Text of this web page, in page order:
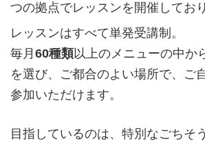
つの拠点でレッスンを開催してお
レッスンはすべて単発受講制。
毎月 60種類以上のメニューの中か
を選び、ご都合のよい場所で、ご
参加いただけます。
目指しているのは、特別なごちそ